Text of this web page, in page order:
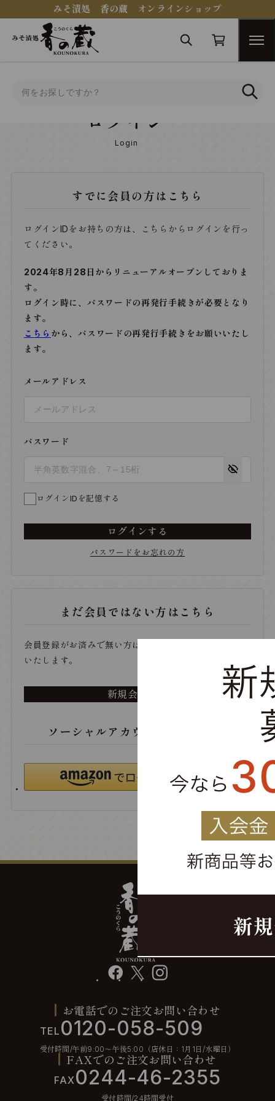
みそ漬処 香の蔵 オンラインショップ
ログイン
Login
すでに会員の方はこちら
ログインIDをお持ちの方は、こちらからログインを行っ
てください。
2024年8月28日からリニューアルオープンしておりま
す。
ログイン時に、パスワードの再発行手続きが必要となり
ます。
こちら から、パスワードの再発行手続きをお願いいたし
ます。
メールアドレス
パスワード
ログインIDを記憶する
ログインする
パスワードをお忘れの方
まだ会員ではない方はこちら
会員登録がお済みで無い方は、こちらから登録をお願い
いたします。
新規会員登録
ソーシャルアカウントでログイン
facebook instagram
お電話でのご注文お問い合わせ
TEL 0120-058-509
受付時間/午前9:00〜午後5:00（店休日：1月1日/水曜日）
FAXでのご注文お問い合わせ
FAX0244-46-2355
受付時間/24時間受付